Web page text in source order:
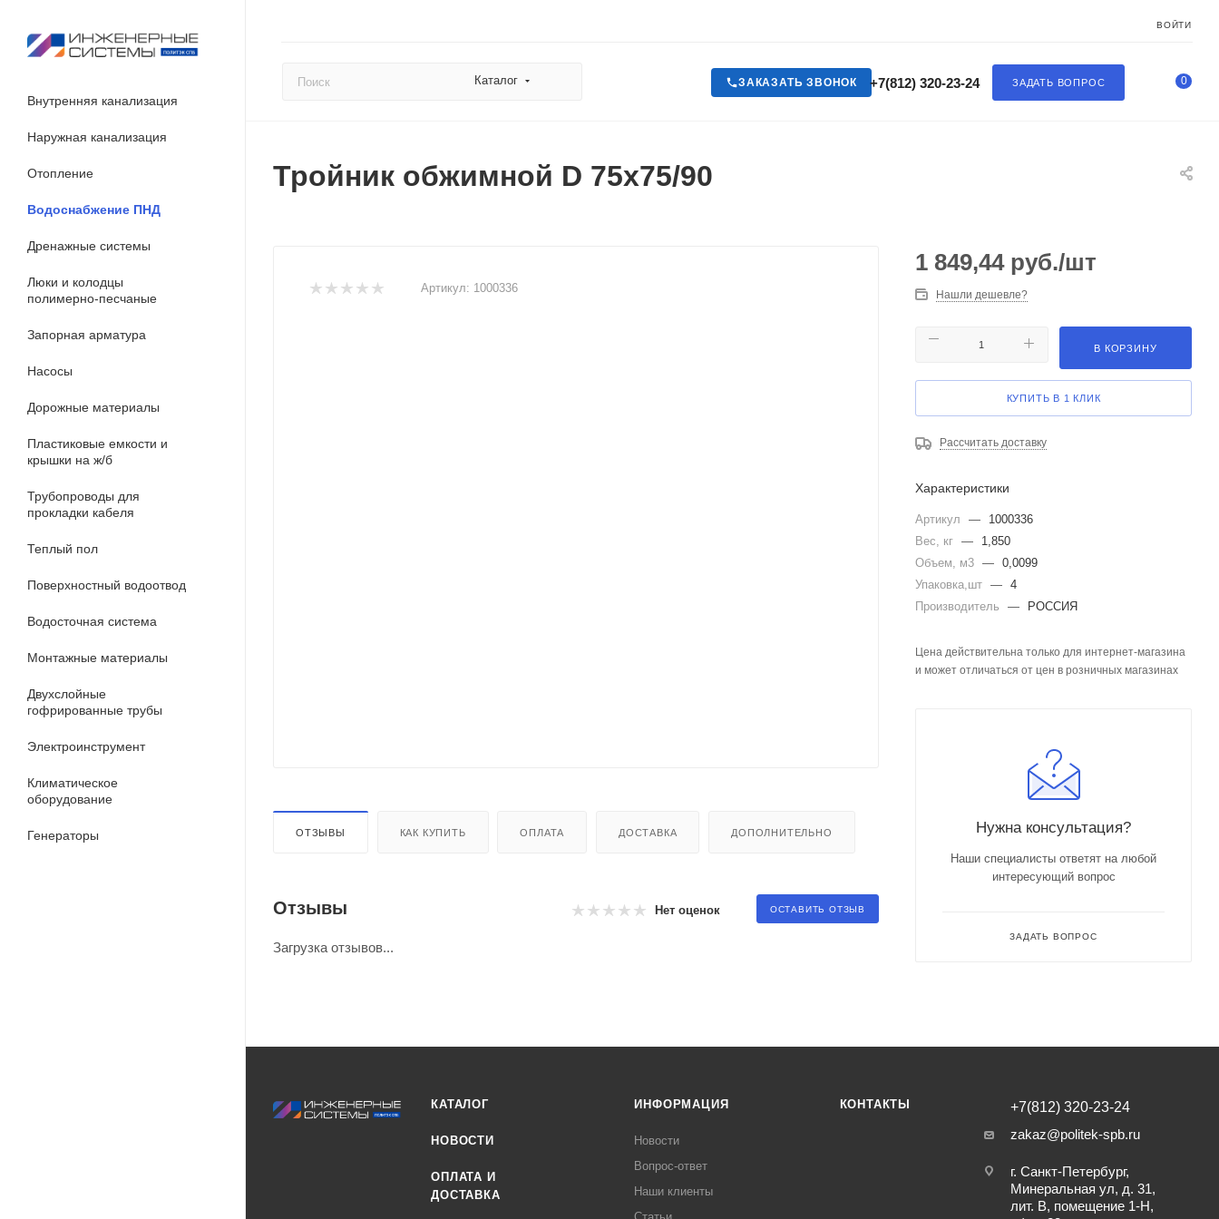
ВОЙТИ
Каталог ЗАДАТЬ ВОПРОС
+7(812) 320-23-24
ЗАКАЗАТЬ ЗВОНОК 0
Внутренняя канализация
Наружная канализация
Отопление
Водоснабжение ПНД
Дренажные системы
Люки и колодцы
полимерно-песчаные
Запорная арматура
Насосы
Дорожные материалы
Пластиковые емкости и
крышки на ж/б
Трубопроводы для
прокладки кабеля
Теплый пол
Поверхностный водоотвод
Водосточная система
Монтажные материалы
Двухслойные
гофрированные трубы
Электроинструмент
Климатическое
оборудование
Генераторы
Тройник обжимной D 75х75/90
Артикул: 1000336
ОТЗЫВЫ КАК КУПИТЬ ОПЛАТА ДОСТАВКА ДОПОЛНИТЕЛЬНО
Отзывы Нет оценок ОСТАВИТЬ ОТЗЫВ
Загрузка отзывов...
1 849,44руб./шт
Нашли дешевле?
В КОРЗИНУ
КУПИТЬ В 1 КЛИК
Рассчитать доставку
Характеристики
Артикул —
1000336
Вес, кг —
1,850
Объем, м3 — 0,0099
Упаковка,шт — 4
Производитель
— РОССИЯ
Цена действительна только для интернет-магазина
и может отличаться от цен в розничных магазинах
Нужна консультация?
Наши специалисты ответят на любой
интересующий вопрос
ЗАДАТЬ ВОПРОС
КАТАЛОГ
НОВОСТИ
ОПЛАТА И
ДОСТАВКА
ИНФОРМАЦИЯ
Новости
Вопрос-ответ
Наши клиенты
КОНТАКТЫ
+7(812) 320-23-24
zakaz@politek-spb.ru
г. Санкт-Петербург,
Минеральная ул, д. 31,
лит. В, помещение 1-Н,